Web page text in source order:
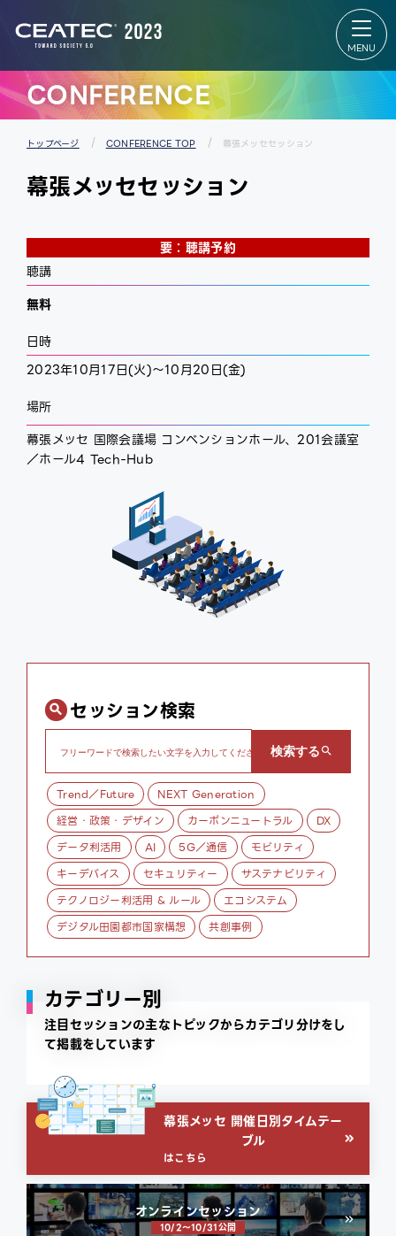
来場登録
のご案内
開催概要
過去の実
績
パートナ
Exhibition
Exhibition
TOP
出展者リス
会場マップ
ップ＆ユニ
CONFERENCE
トップページ CONFERENCE TOP 幕張メッセセッション
幕張メッセセッション
要：聴講予約
聴講
無料
日時
2023年10月17日(火)～10月20日(金)
場所
幕張メッセ 国際会議場 コンベンションホール、201会議室
／ホール4 Tech-Hub
セッション検索
Trend／Future
NEXT Generation
経営・政策・デザイン
カーボンニュートラル
DX
データ利活用
AI 5G／通信
モビリティ
キーデバイス
セキュリティー
サステナビリティ
テクノロジー利活用 & ルール
エコシステム
デジタル田園都市国家構想
共創事例
カテゴリー別
注目セッションの主なトピックからカテゴリ分けをし
て掲載をしています
幕張メッセ 開催日別タイムテー
ブル
はこちら
オンラインセッション
10/2〜10/31公開